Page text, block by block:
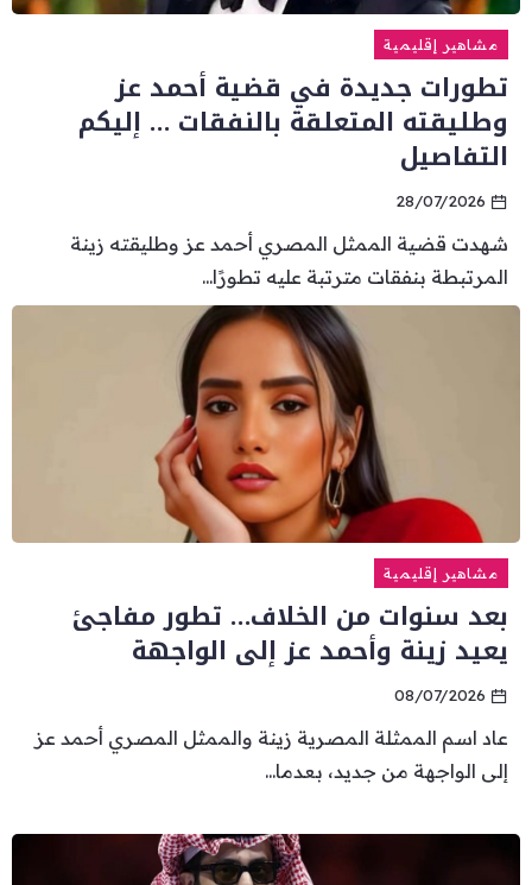
مشاهير إقليمية
تطورات جديدة في قضية أحمد عز
وطليقته المتعلقة بالنفقات … إليكم
التفاصيل
28/07/2026
شهدت قضية الممثل المصري أحمد عز وطليقته زينة
المرتبطة بنفقات مترتبة عليه تطورًا...
مشاهير إقليمية
بعد سنوات من الخلاف… تطور مفاجئ
يعيد زينة وأحمد عز إلى الواجهة
08/07/2026
عاد اسم الممثلة المصرية زينة والممثل المصري أحمد عز
إلى الواجهة من جديد، بعدما...